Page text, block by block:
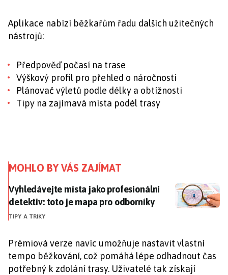
Aplikace nabízí běžkařům řadu dalších užitečných
nástrojů:
Předpověď počasí na trase
Výškový profil pro přehled o náročnosti
Plánovač výletů podle délky a obtížnosti
Tipy na zajímavá místa podél trasy
MOHLO BY VÁS ZAJÍMAT
Vyhledávejte místa jako profesionální detektiv: toto
Vyhledávejte místa jako profesionální
detektiv: toto je mapa pro odborníky
TIPY A TRIKY
Prémiová verze navíc umožňuje nastavit vlastní
tempo běžkování, což pomáhá lépe odhadnout čas
potřebný k zdolání trasy. Uživatelé tak získají